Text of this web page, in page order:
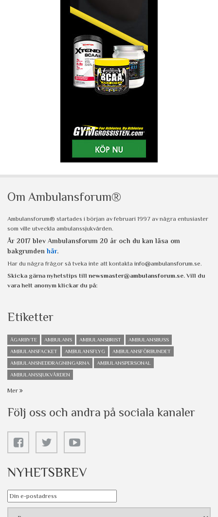
Om Ambulansforum®
Ambulansforum® startades i början av februari 1997 av några entusiaster
som ville utveckla ambulanssjukvården.
År 2017 blev Ambulansforum 20 år och du kan läsa om
bakgrunden här.
Har du några frågor så tveka inte att kontakta info@ambulansforum.se.
Skicka gärna nyhetstips till newsmaster@ambulansforum.se. Vill du
vara helt anonym klickar du på:
Etiketter
ÄGARBYTE AMBULANS AMBULANSBRIST
AMBULANSBUSS
AMBULANSFACKET
AMBULANSFLYG
AMBULANSFÖRBUNDET
AMBULANSNEDDRAGNINGARNA
AMBULANSPERSONAL
AMBULANSSJUKVÅRDEN
Mer
Följ oss och andra på sociala kanaler
NYHETSBREV